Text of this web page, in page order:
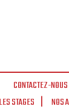
CONTACTEZ-NOUS
LES STAGES
NOS